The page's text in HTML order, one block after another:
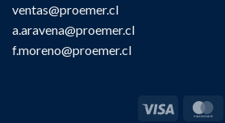
ventas@proemer.cl
a.aravena@proemer.cl
f.moreno@proemer.cl
Visa